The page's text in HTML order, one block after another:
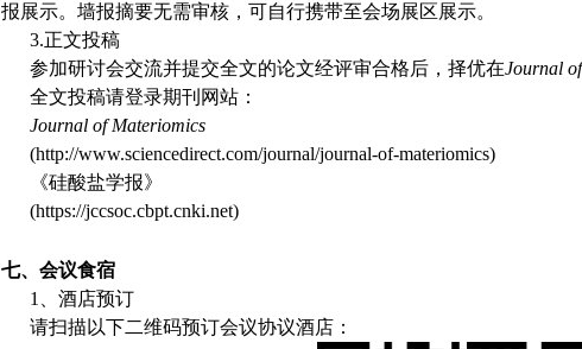
报展示。墙报摘要无需审核，可自行携带至会场展区展示。
3.正文投稿
参加研讨会交流并提交全文的论文经评审合格后，择优在Journal
全文投稿请登录期刊网站：
Journal of Materiomics
(http://www.sciencedirect.com/journal/journal-of-materiomics)
《硅酸盐学报》
(https://jccsoc.cbpt.cnki.net)
七、会议食宿
1、酒店预订
请扫描以下二维码预订会议协议酒店 ：